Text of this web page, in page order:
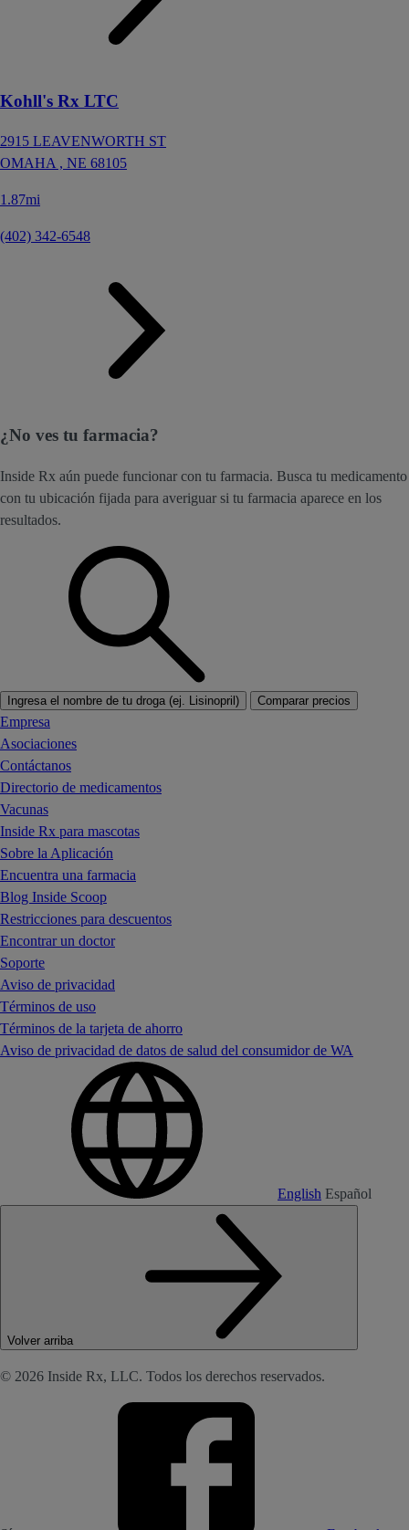
Kohll's Rx LTC
2915 LEAVENWORTH ST
OMAHA , NE 68105
1.87mi
(402) 342-6548
¿No ves tu farmacia?
Inside Rx aún puede funcionar con tu farmacia. Busca tu medicamento
con tu ubicación fijada para averiguar si tu farmacia aparece en los
resultados.
Ingresa el nombre de tu droga (ej. Lisinopril) Comparar precios
Empresa
Asociaciones
Contáctanos
Directorio de medicamentos
Vacunas
Inside Rx para mascotas
Sobre la Aplicación
Encuentra una farmacia
Blog Inside Scoop
Restricciones para descuentos
Encontrar un doctor
Soporte
Aviso de privacidad
Términos de uso
Términos de la tarjeta de ahorro
Aviso de privacidad de datos de salud del consumidor de WA
English Español
Volver arriba
© 2026 Inside Rx, LLC. Todos los derechos reservados.